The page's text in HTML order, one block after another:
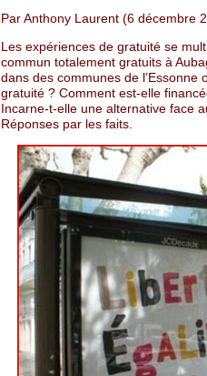
Par Anthony Laurent (6 décembre
Les expériences de gratuité se
commun totalement gratuits à
dans des communes de l’Essonne
gratuité ? Comment est-elle
Incarne-t-elle une alternative face
Réponses par les faits.